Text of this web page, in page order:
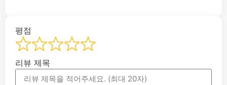
평점
리뷰 제목